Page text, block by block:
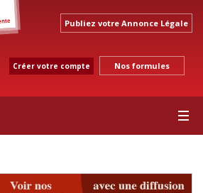
Publiez votre Annonce Légale
Créer votre compte Nos formules